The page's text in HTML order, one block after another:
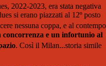
2022-2023, era stata negativa
si erano piazzati al 12º posto
nessuna coppa, e al contempo
concorrenza e un infortunio al
. Così il Milan...storia simile